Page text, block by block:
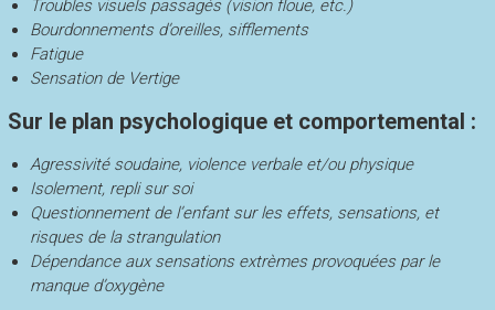
Troubles visuels passagés (vision floue, etc.)
Bourdonnements d’oreilles, sifflements
Fatigue
Sensation de Vertige
Sur le plan psychologique et comportemental :
Agressivité soudaine, violence verbale et/ou physique
Isolement, repli sur soi
Questionnement de l’enfant sur les effets, sensations, et
risques de la strangulation
Dépendance aux sensations extrèmes provoquées par le
manque d’oxygène